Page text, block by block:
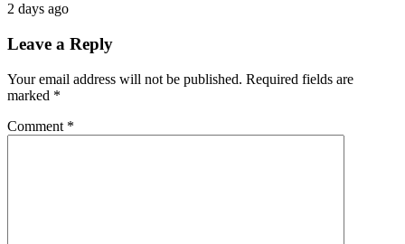
2 days ago
Leave a Reply
Your email address will not be published. Required fields are
marked *
Comment *